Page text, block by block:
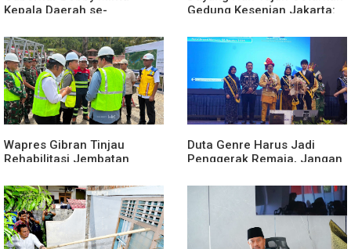
Kepala Daerah se-
Usulan Bantuan Keuangan
Provinsi 2027
Gedung Kesenian Jakarta:
Nusantara
Wapres Gibran Tinjau
Rehabilitasi Jembatan
Konektivitas di Aceh
Duta Genre Harus Jadi
Penggerak Remaja, Jangan